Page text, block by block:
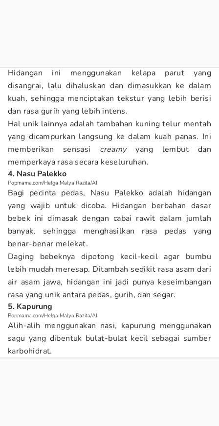
Hidangan ini menggunakan kelapa parut yang
disangrai, lalu dihaluskan dan dimasukkan ke dalam
kuah, sehingga menciptakan tekstur yang lebih berisi
dan rasa gurih yang lebih intens.
Hal unik lainnya adalah tambahan kuning telur mentah
yang dicampurkan langsung ke dalam kuah panas. Ini
memberikan sensasi creamyyang lembut dan
memperkaya rasa secara keseluruhan.
4. Nasu Palekko
Popmama.com/Helga Malya Razita/AI
Bagi pecinta pedas, Nasu Palekko adalah hidangan
yang wajib untuk dicoba. Hidangan berbahan dasar
bebek ini dimasak dengan cabai rawit dalam jumlah
banyak, sehingga menghasilkan rasa pedas yang
benar-benar melekat.
Daging bebeknya dipotong kecil-kecil agar bumbu
lebih mudah meresap. Ditambah sedikit rasa asam dari
air asam jawa, hidangan ini jadi punya keseimbangan
rasa yang unik antara pedas, gurih, dan segar.
5. Kapurung
Popmama.com/Helga Malya Razita/AI
Alih-alih menggunakan nasi, kapurung menggunakan
sagu yang dibentuk bulat-bulat kecil sebagai sumber
karbohidrat.